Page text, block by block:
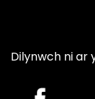
Dilynwch ni ar